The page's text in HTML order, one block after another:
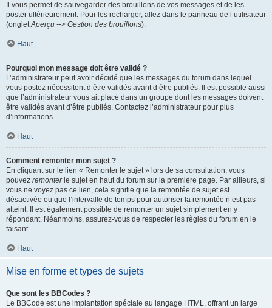
Il vous permet de sauvegarder des brouillons de vos messages et de les
poster ultérieurement. Pour les recharger, allez dans le panneau de l’utilisateur
(ongletAperçu --> Gestion des brouillons).
Haut
Pourquoi mon message doit être validé ?
L’administrateur peut avoir décidé que les messages du forum dans lequel
vous postez nécessitent d’être validés avant d’être publiés. Il est possible aussi
que l’administrateur vous ait placé dans un groupe dont les messages doivent
être validés avant d’être publiés. Contactez l’administrateur pour plus
d’informations.
Haut
Comment remonter mon sujet ?
En cliquant sur le lien « Remonter le sujet » lors de sa consultation, vous
pouvez remonterle sujet en haut du forum sur la première page. Par ailleurs, si
vous ne voyez pas ce lien, cela signifie que la remontée de sujet est
désactivée ou que l’intervalle de temps pour autoriser la remontée n’est pas
atteint. Il est également possible de remonter un sujet simplement en y
répondant. Néanmoins, assurez-vous de respecter les règles du forum en le
faisant.
Haut
Mise en forme et types de sujets
Que sont les BBCodes ?
Le BBCode est une implantation spéciale au langage HTML, offrant un large